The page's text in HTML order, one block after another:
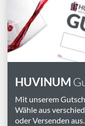
HUVINUM
Mit unserem
Wähle aus
oder Versenden aus.